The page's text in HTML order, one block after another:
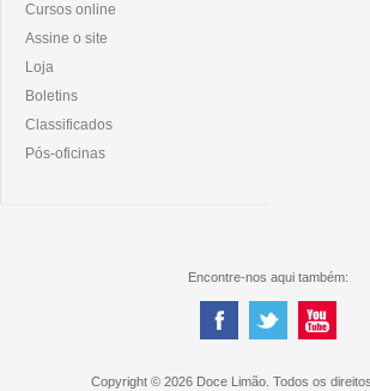
Cursos online
Assine o site
Loja
Boletins
Classificados
Pós-oficinas
Encontre-nos aqui também:
Copyright © 2026 Doce Limão. Todos os